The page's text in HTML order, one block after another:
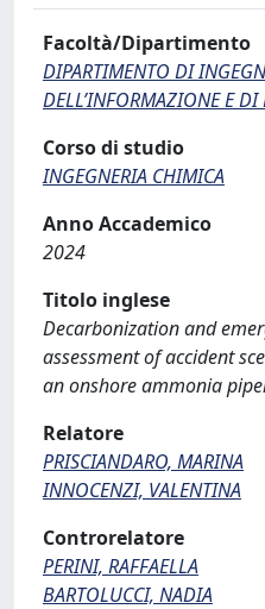
Facoltà/Dipartimento
DIPARTIMENTO DI
DELL’INFORMAZIONE E
Corso di studio
INGEGNERIA CHIMICA
Anno Accademico
2024
Titolo inglese
Decarbonization and
assessment of accident
an onshore ammonia
Relatore
PRISCIANDARO, MARINA
INNOCENZI, VALENTINA
Controrelatore
PERINI, RAFFAELLA
BARTOLUCCI, NADIA